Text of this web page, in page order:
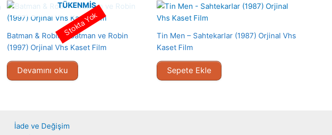
TÜKENMIŞ
Batman & Robin – Batman ve Robin
(1997) Orjinal Vhs Kaset Film
Devamını oku
Stokta Yok
Tin Men – Sahtekarlar (1987) Orjinal Vhs
Kaset Film
Sepete Ekle
İade ve Değişim